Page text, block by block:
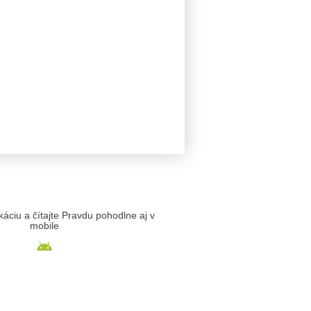
a čítajte Pravdu pohodlne aj v
mobile